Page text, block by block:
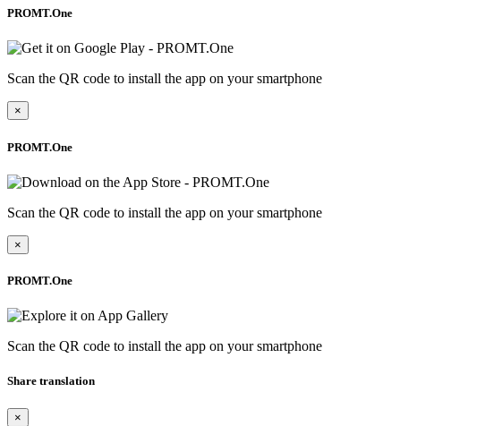
PROMT.One
Scan the QR code to install the app on your smartphone
×
PROMT.One
Scan the QR code to install the app on your smartphone
×
PROMT.One
Scan the QR code to install the app on your smartphone
Share translation
×